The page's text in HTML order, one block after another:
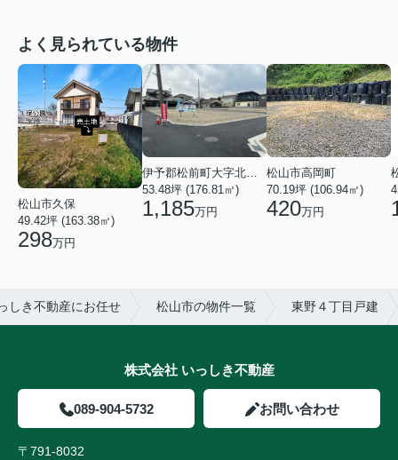
よく見られている物件
松山市久保
49.42坪 (163.38㎡)
298万円
伊予郡松前町大字北黒田
53.48坪 (176.81㎡)
1,185万円
松山市高岡町
70.19坪 (106.94㎡)
420万円
しき不動産にお任せ 松山市の物件一覧 東野４丁目戸建
株式会社 いっしき不動産
089-904-5732 お問い合わせ
〒791-8032